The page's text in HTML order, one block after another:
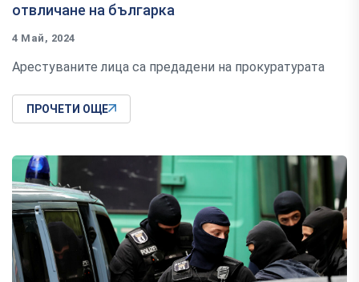
отвличане на българка
4 Май, 2024
Арестуваните лица са предадени на прокуратурата
ПРОЧЕТИ ОЩЕ